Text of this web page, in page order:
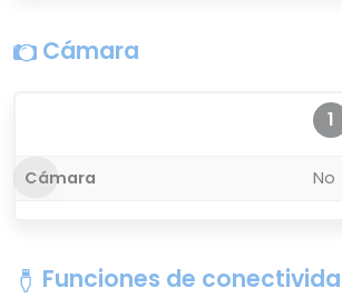
Cámara
1
Cámara No
Funciones de